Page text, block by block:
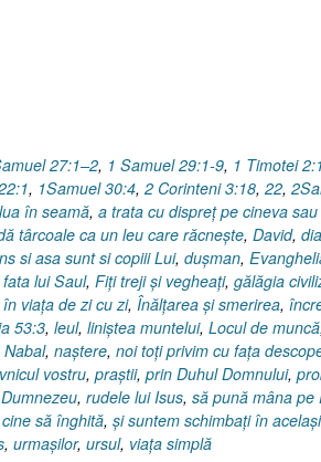
27:1–2, 1 Samuel 29:1-9, 1 Timotei
, 1Samuel 30:4, 2 Corinteni 3:18, 22,
în seamă, a trata cu dispreț pe cineva
târcoale ca un leu care răcneşte, David,
si asa sunt si copiii Lui, duşman,
fata lui Saul, Fiţi treji şi vegheaţi, gălăgia
în viaţa de zi cu zi, Înălţarea şi smerirea,
53:3, leul, liniştea muntelui, Locul de muncă
Nabal, naştere, noi toţi privim cu faţa
vostru, praştii, prin Duhul Domnului,
, rudele lui Isus, să pună mâna pe
să înghită, şi suntem schimbaţi în
, urmaşilor, ursul, viaţa simplă